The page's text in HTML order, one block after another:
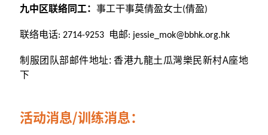
九中区联络同工： 事工干事莫倩盈女士(倩盈)
联络电话: 2714-9253 电邮: jessie_mok@bbhk.org.hk
制服团队部邮件地址: 香港九龍土瓜灣樂民新村A座地
下
活动消息/训练消息：